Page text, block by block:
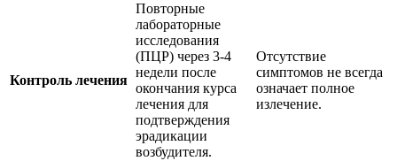
Контроль лечения
Повторные
лабораторные
исследования
(ПЦР) через 3-4
недели после
окончания курса
лечения для
подтверждения
эрадикации
возбудителя.
Отсутствие
симптомов не всегда
означает полное
излечение.